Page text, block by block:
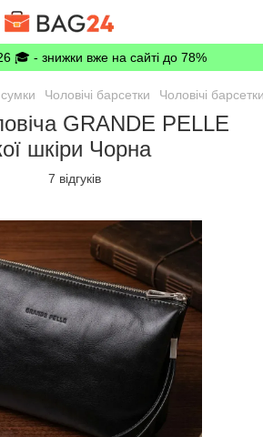
🎓 - знижки вже на сайті до 78%
сумки Чоловічі барсетки Чоловічі
GRANDE PELLE
шкіри Чорна
7 відгуків